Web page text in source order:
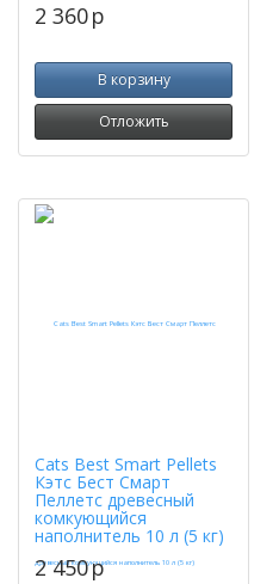
2 360p
В корзину
Отложить
Cats Best Smart Pellets
Кэтс Бест Смарт
Пеллетс древесный
комкующийся
наполнитель 10 л (5 кг)
2 450p